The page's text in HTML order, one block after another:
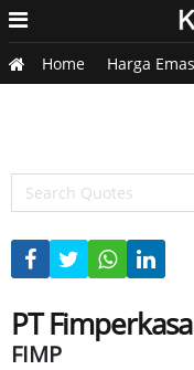
Home Harga Emas
PT
FIMP